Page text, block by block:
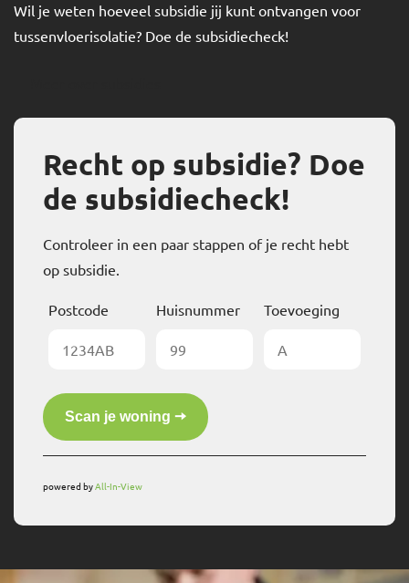
Wil je weten hoeveel subsidie jij kunt ontvangen voor
tussenvloerisolatie? Doe de subsidiecheck!
Recht op subsidie? Doe
de subsidiecheck!
Controleer in een paar stappen of je recht hebt
op subsidie.
Postcode Huisnummer Toevoeging
powered byAll-In-View